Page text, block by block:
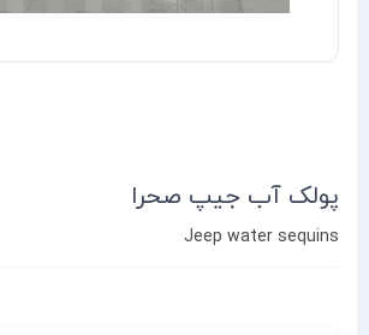
پولک آب جیپ صحرا
Jeep water sequins